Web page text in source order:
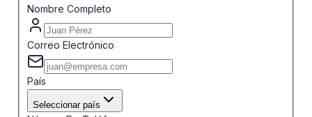
Nombre Completo
Correo Electrónico
País
Seleccionar país